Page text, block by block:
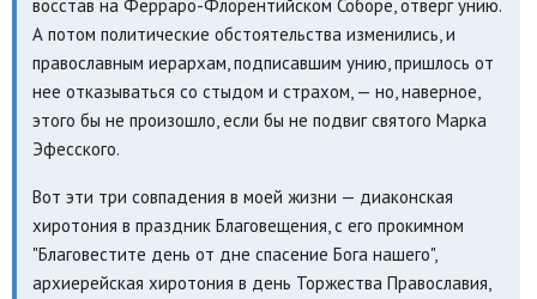
восстав на Ферраро-Флорентийском Соборе, отверг унию.
А потом политические обстоятельства изменились, и
православным иерархам, подписавшим унию, пришлось от
нее отказываться со стыдом и страхом, — но, наверное,
этого бы не произошло, если бы не подвиг святого Марка
Эфесского.
Вот эти три совпадения в моей жизни — диаконская
хиротония в праздник Благовещения, с его прокимном
"Благовестите день от дне спасение Бога нашего",
архиерейская хиротония в день Торжества Православия,